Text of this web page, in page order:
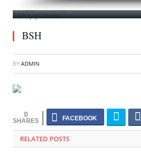
240 қаралым
Сурет: М.Тұрсынбекова
BSH
BY ADMIN
0
RELATED POSTS